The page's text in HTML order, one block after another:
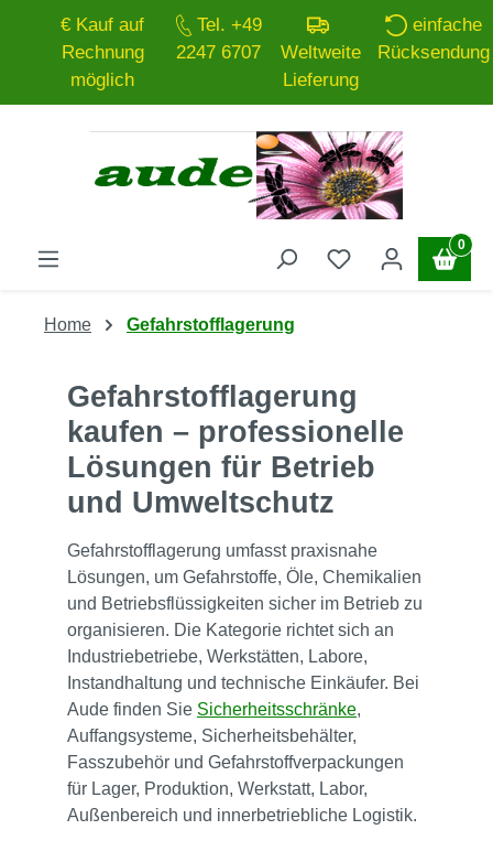
Zum Hauptinhalt springen
€ Kauf auf
Rechnung
möglich
Tel. +49
2247 6707
Weltweite
Lieferung
einfache
Rücksendung
0
Home Gefahrstofflagerung
Gefahrstofflagerung
kaufen – professionelle
Lösungen für Betrieb
und Umweltschutz
Gefahrstofflagerung umfasst praxisnahe
Lösungen, um Gefahrstoffe, Öle, Chemikalien
und Betriebsflüssigkeiten sicher im Betrieb zu
organisieren. Die Kategorie richtet sich an
Industriebetriebe, Werkstätten, Labore,
Instandhaltung und technische Einkäufer. Bei
Aude finden Sie Sicherheitsschränke,
Auffangsysteme, Sicherheitsbehälter,
Fasszubehör und Gefahrstoffverpackungen
für Lager, Produktion, Werkstatt, Labor,
Außenbereich und innerbetriebliche Logistik.